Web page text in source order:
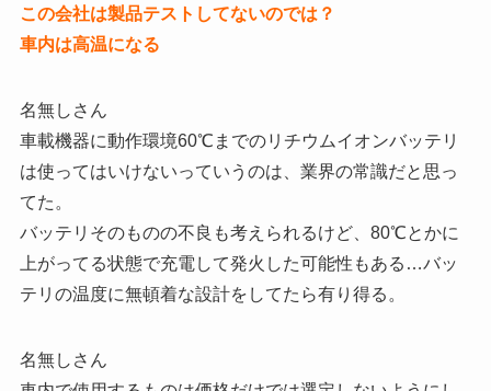
この会社は製品テストしてないのでは？
車内は高温になる
名無しさん
車載機器に動作環境60℃までのリチウムイオンバッテリ
は使ってはいけないっていうのは、業界の常識だと思っ
てた。
バッテリそのものの不良も考えられるけど、80℃とかに
上がってる状態で充電して発火した可能性もある…バッ
テリの温度に無頓着な設計をしてたら有り得る。
名無しさん